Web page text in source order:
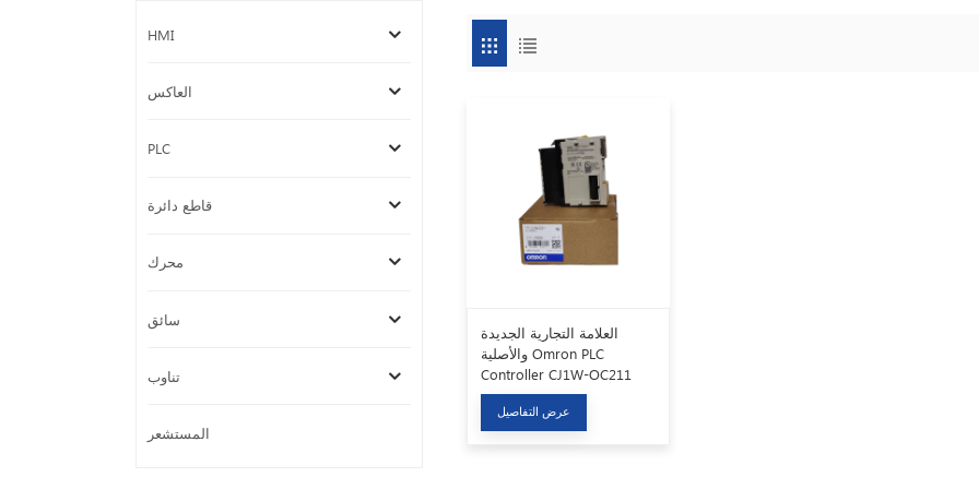
العلامة التجارية الجديدة
والأصلية Omron PLC
Controller CJ1W-OC211
وحدة الإخراج التناظرية
عرض التفاصيل
HMI
العاكس
PLC
قاطع دائرة
محرك
سائق
تناوب
المستشعر